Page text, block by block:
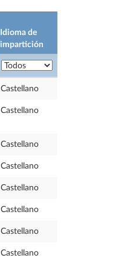
Idioma de
impartición
Castellano
Castellano
Castellano
Castellano
Castellano
Castellano
Castellano
Castellano